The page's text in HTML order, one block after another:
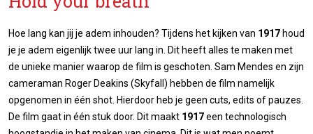
Hoe lang kan jij je adem inhouden? Tijdens het kijken van 1917 houd
je je adem eigenlijk twee uur lang in. Dit heeft alles te maken met
de unieke manier waarop de film is geschoten. Sam Mendes en zijn
cameraman Roger Deakins (Skyfall) hebben de film namelijk
opgenomen in één shot. Hierdoor heb je geen cuts, edits of pauzes.
De film gaat in één stuk door. Dit maakt 1917een technologisch